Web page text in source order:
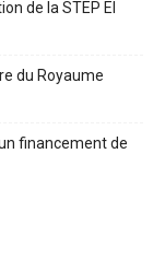
de la STEP El
du Royaume
financement de